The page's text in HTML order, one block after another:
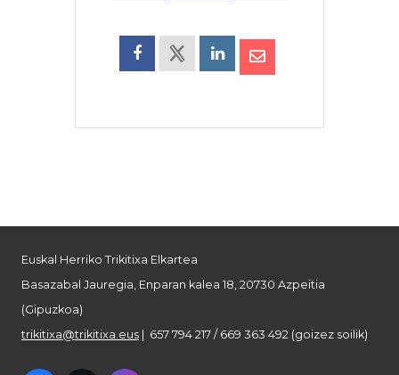
Euskal Herriko Trikitixa Elkartea
Basazabal Jauregia, Enparan kalea 18, 20730 Azpeitia
(Gipuzkoa)
trikitixa@trikitixa.eus | 657 794 217 / 669 363 492 (goizez soilik)